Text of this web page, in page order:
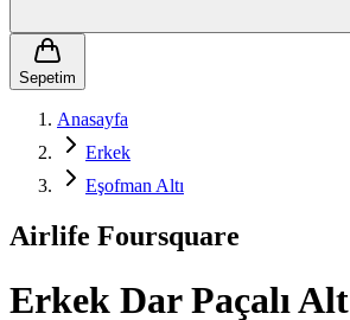
Sepetim
Anasayfa
Erkek
Eşofman Altı
Airlife Foursquare
Erkek Dar Paçalı Alt